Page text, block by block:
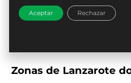
Mosquiteras antiviento:
marco de alta resistencia
Zonas de Lanzarote
Aceptar Rechazar